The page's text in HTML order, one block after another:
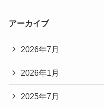
アーカイブ
2026年7月
2026年1月
2025年7月